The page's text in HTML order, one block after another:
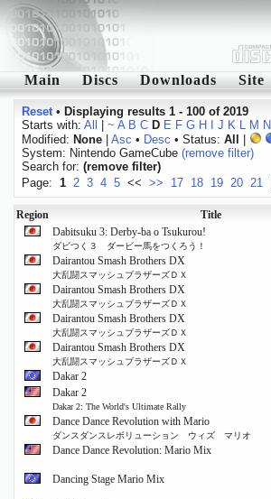
Main Discs Downloads Site
Reset• Displaying results 1 - 100 of 2019
Starts with: All ~ A B C D E F G H J K L M N
Modified: None| Asc • Desc • Status: All
System: Nintendo GameCube (remove filter)
Search for: (remove filter)
Page: 1 2 3 4 5 << >> 17 18 19 20 21
Region Title
Dabitsuku 3: Derby-ba o Tsukurou!
ダビつく３ ダービー馬をつくろう！
Dairantou Smash Brothers DX
大乱闘スマッシュブラザーズＤＸ
Dairantou Smash Brothers DX
大乱闘スマッシュブラザーズＤＸ
Dairantou Smash Brothers DX
大乱闘スマッシュブラザーズＤＸ
Dairantou Smash Brothers DX
大乱闘スマッシュブラザーズＤＸ
Dakar 2
Dakar 2
Dakar 2: The World's Ultimate Rally
Dance Dance Revolution with Mario
ダンスダンスレボリューション ウィズ マリオ
Dance Dance Revolution: Mario Mix
Dancing Stage Mario Mix